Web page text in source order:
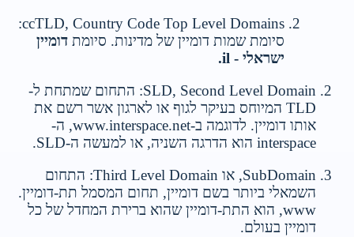
ccTLD, Country Code Top Level Domains:
סיומת שמות דומיין של מדינות. סיומת דומיין
ישראלי - il.
SLD, Second Level Domain: התחום שמתחת ל-
TLD המיוחס בעיקר לגוף או לארגון אשר רשם את
אותו דומיין. לדוגמה ב-www.interspace.net, ה-
interspace הוא הדרגה השניה, או למעשה ה-SLD.
SubDomain, או Third Level Domain: התחום
השמאלי ביותר בשם דומיין, תחום המסמל תת-דומיין.
www, הוא התת-דומיין שהוא ברירת המחדל של כל
דומיין בעולם.